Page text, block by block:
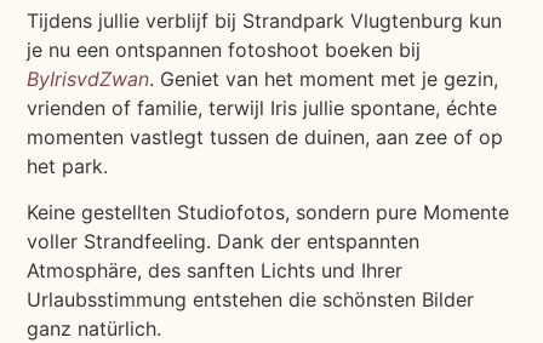
Tijdens jullie verblijf bij Strandpark Vlugtenburg kun
je nu een ontspannen fotoshoot boeken bij
ByIrisvdZwan. Geniet van het moment met je gezin,
vrienden of familie, terwijl Iris jullie spontane, échte
momenten vastlegt tussen de duinen, aan zee of op
het park.
Keine gestellten Studiofotos, sondern pure Momente
voller Strandfeeling. Dank der entspannten
Atmosphäre, des sanften Lichts und Ihrer
Urlaubsstimmung entstehen die schönsten Bilder
ganz natürlich.